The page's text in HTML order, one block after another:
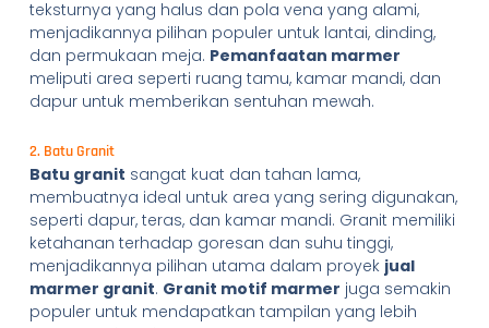
teksturnya yang halus dan pola vena yang alami,
menjadikannya pilihan populer untuk lantai, dinding,
dan permukaan meja. Pemanfaatan marmer
meliputi area seperti ruang tamu, kamar mandi, dan
dapur untuk memberikan sentuhan mewah.
2. Batu Granit
Batu granit sangat kuat dan tahan lama,
membuatnya ideal untuk area yang sering digunakan,
seperti dapur, teras, dan kamar mandi. Granit memiliki
ketahanan terhadap goresan dan suhu tinggi,
menjadikannya pilihan utama dalam proyek jual
marmer granit. Granit motif marmer juga semakin
populer untuk mendapatkan tampilan yang lebih